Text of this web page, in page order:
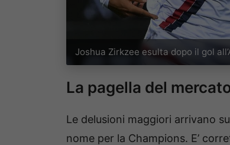
Joshua Zirkzee esulta dopo il gol
La pagella del
Le delusioni maggiori arrivano
nome per la Champions. E’